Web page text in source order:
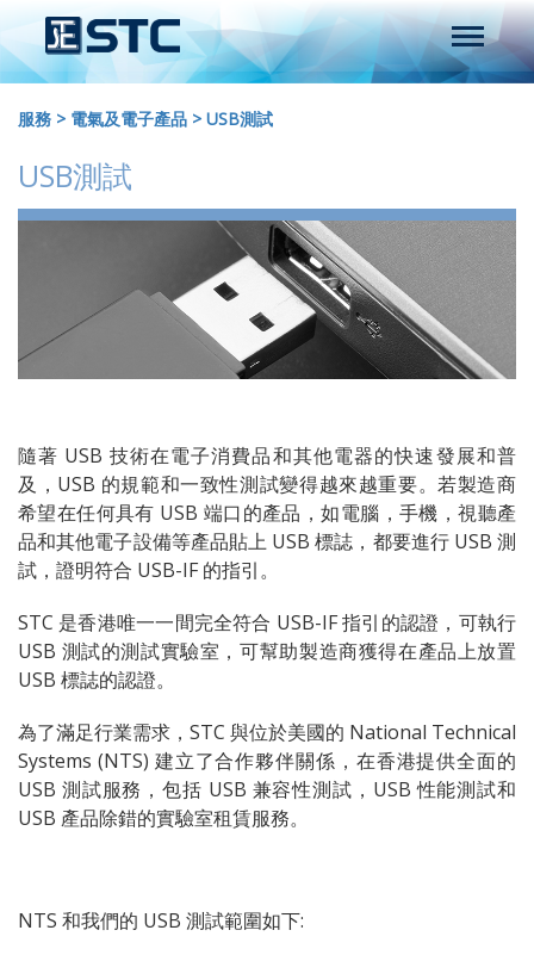
服務 > 電氣及電子產品 > USB測試
USB測試
隨著 USB 技術在電子消費品和其他電器的快速發展和普
及，USB 的規範和一致性測試變得越來越重要。若製造商
希望在任何具有 USB 端口的產品，如電腦，手機，視聽產
品和其他電子設備等產品貼上 USB 標誌，都要進行 USB 測
試，證明符合 USB-IF 的指引。
STC 是香港唯一一間完全符合 USB-IF 指引的認證，可執行
USB 測試的測試實驗室，可幫助製造商獲得在產品上放置
USB 標誌的認證。
為了滿足行業需求，STC 與位於美國的 National Technical
Systems (NTS) 建立了合作夥伴關係，在香港提供全面的
USB 測試服務，包括 USB 兼容性測試，USB 性能測試和
USB 產品除錯的實驗室租賃服務。
NTS 和我們的 USB 測試範圍如下: